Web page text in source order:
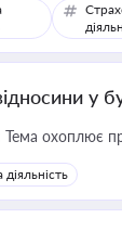
у
Тема охоплює
діяльність